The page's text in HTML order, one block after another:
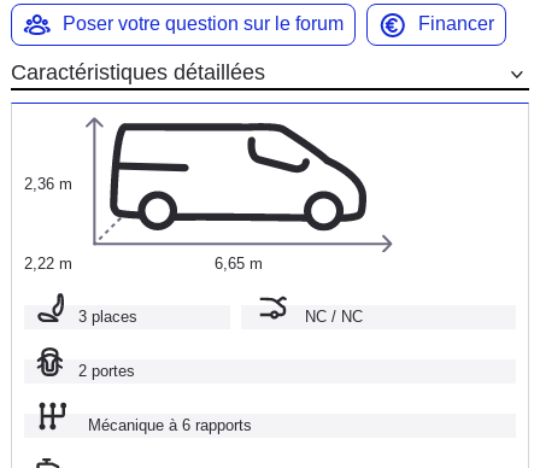
Poser votre question sur le forum Financer
Caractéristiques détaillées
2,36 m
2,22 m 6,65 m
3 places NC / NC
2 portes
Mécanique à 6 rapports